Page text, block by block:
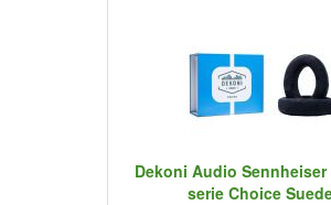
Dekoni Audio Sennheiser
serie Choice